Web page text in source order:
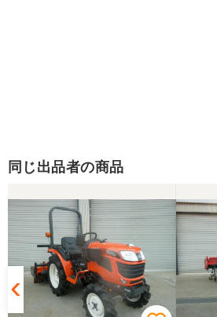
同じ出品者の商品